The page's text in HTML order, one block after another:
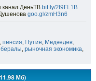
ДеньТВ bit.ly/2I9FL1B
goo.gl/zmH3n6
, пенсия, Путин, Медведев,
, рыночная экономика,
Мб)